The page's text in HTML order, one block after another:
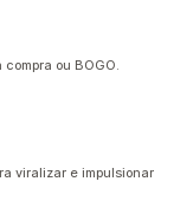
ou BOGO.
viralizar e impulsionar